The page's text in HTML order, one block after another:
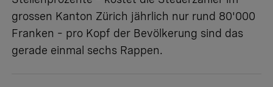
grossen Kanton Zürich jährlich nur rund 80'000
Franken – pro Kopf der Bevölkerung sind das
gerade einmal sechs Rappen.